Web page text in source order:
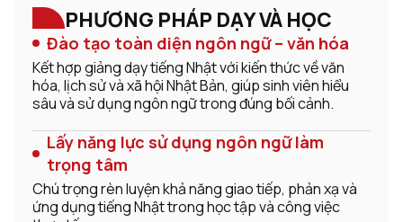
PHƯƠNG PHÁP DẠY VÀ HỌC
Đào tạo toàn diện ngôn ngữ – văn hóa
Kết hợp giảng dạy tiếng Nhật với kiến thức về văn
hóa, lịch sử và xã hội Nhật Bản, giúp sinh viên hiểu
sâu và sử dụng ngôn ngữ trong đúng bối cảnh.
Lấy năng lực sử dụng ngôn ngữ làm
trọng tâm
Chú trọng rèn luyện khả năng giao tiếp, phản xạ và
ứng dụng tiếng Nhật trong học tập và công việc